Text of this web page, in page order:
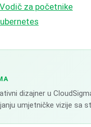
za početnike
dizajner u
umjetničke vizije sa